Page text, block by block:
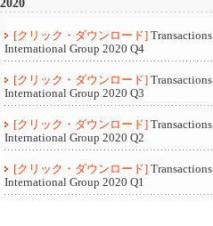
2020
[クリック・ダウンロード]
International Group 2020 Q4
[クリック・ダウンロード]
International Group 2020 Q3
[クリック・ダウンロード]
International Group 2020 Q2
[クリック・ダウンロード]
International Group 2020 Q1